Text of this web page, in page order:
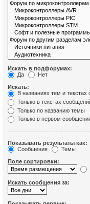
Искать в подфорумах:
Да
Нет
Искать:
В названиях тем и
Только в текстах
Только по названию темы
Только в первом
Показывать результаты как:
Сообщения
Темы
Поле сортировки:
Искать сообщения за: